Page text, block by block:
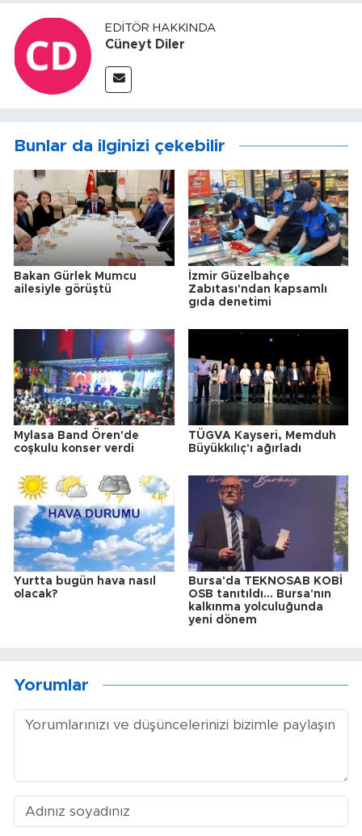
EDITÖR HAKKINDA
Cüneyt Diler
Bunlar da ilginizi çekebilir
Bakan Gürlek Mumcu
ailesiyle görüştü
İzmir Güzelbahçe
Zabıtası'ndan kapsamlı
gıda denetimi
Mylasa Band Ören'de
coşkulu konser verdi
TÜGVA Kayseri, Memduh
Büyükkılıç'ı ağırladı
Yurtta bugün hava nasıl
olacak?
Bursa'da TEKNOSAB KOBİ
OSB tanıtıldı... Bursa'nın
kalkınma yolculuğunda
yeni dönem
Yorumlar